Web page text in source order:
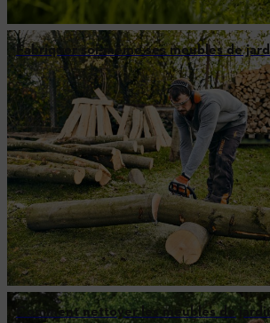
Fabriquer soi-même ses meubles de
Comment nettoyer les meubles de